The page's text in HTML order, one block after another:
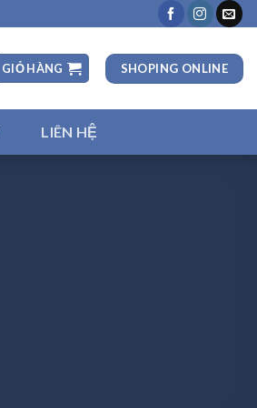
GIỎ HÀNG SHOPING ONLINE
LIÊN HỆ